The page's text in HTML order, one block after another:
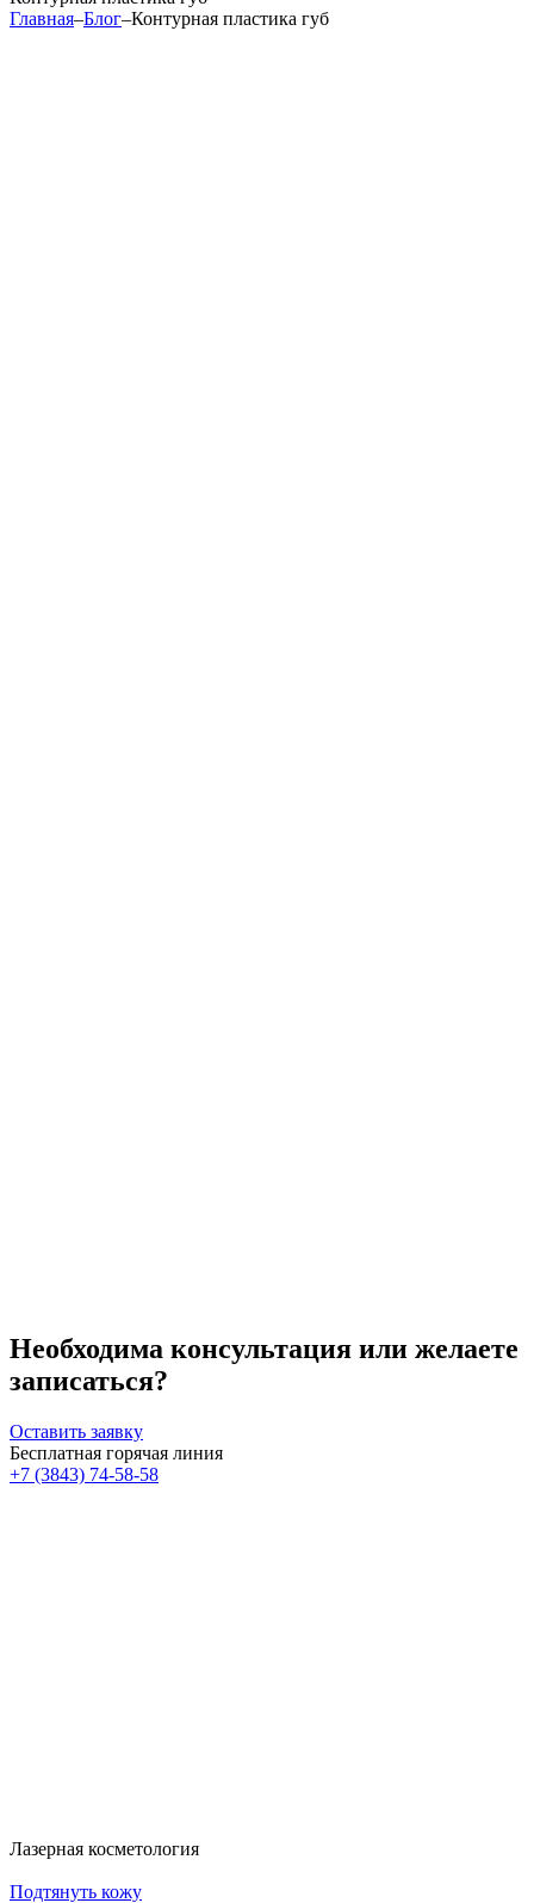
Главная–Блог–Контурная пластика губ
Необходима консультация или желаете
записаться?
Оставить заявку
Бесплатная горячая линия
+7 (3843) 74-58-58
Лазерная косметология
Подтянуть кожу